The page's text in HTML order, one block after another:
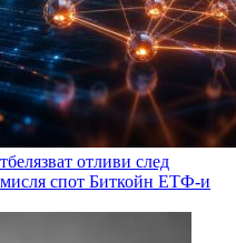
отливи след
спот Биткойн ЕТФ-и